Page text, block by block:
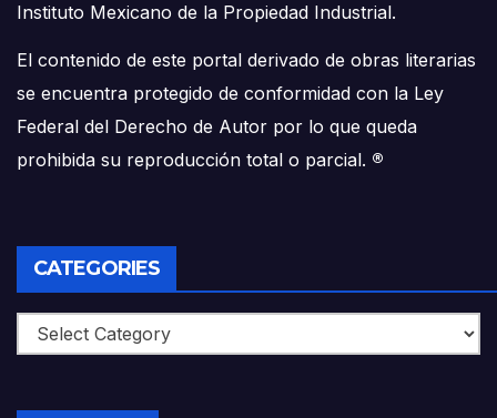
Instituto Mexicano de la Propiedad Industrial.
El contenido de este portal derivado de obras literarias
se encuentra protegido de conformidad con la Ley
Federal del Derecho de Autor por lo que queda
prohibida su reproducción total o parcial. ®
CATEGORIES
Categories